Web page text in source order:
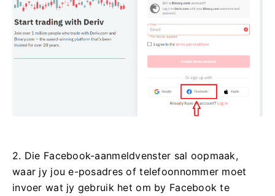
2. Die Facebook-aanmeldvenster sal oopmaak,
waar jy jou e-posadres of telefoonnommer moet
invoer wat jy gebruik het om by Facebook te